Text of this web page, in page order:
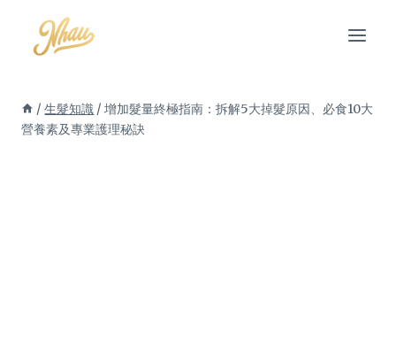
content
/ 生髮知識 / 增加髮量終極指南：拆解5大掉髮原因、必食10大
營養素及專業護理秘訣